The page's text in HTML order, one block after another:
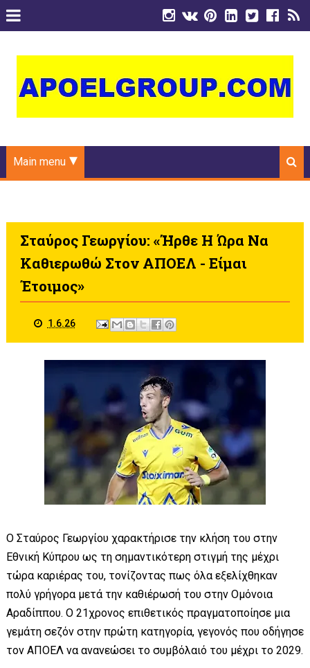
Main menu
Σταύρος Γεωργίου: «Ήρθε Η Ώρα Να
Καθιερωθώ Στον ΑΠΟΕΛ - Είμαι
Έτοιμος»
1.6.26
Ο Σταύρος Γεωργίου χαρακτήρισε την κλήση του στην
Εθνική Κύπρου ως τη σημαντικότερη στιγμή της μέχρι
τώρα καριέρας του, τονίζοντας πως όλα εξελίχθηκαν
πολύ γρήγορα μετά την καθιέρωσή του στην Ομόνοια
Αραδίππου. Ο 21χρονος επιθετικός πραγματοποίησε μια
γεμάτη σεζόν στην πρώτη κατηγορία, γεγονός που οδήγησε
τον ΑΠΟΕΛ να ανανεώσει το συμβόλαιό του μέχρι το 2029.